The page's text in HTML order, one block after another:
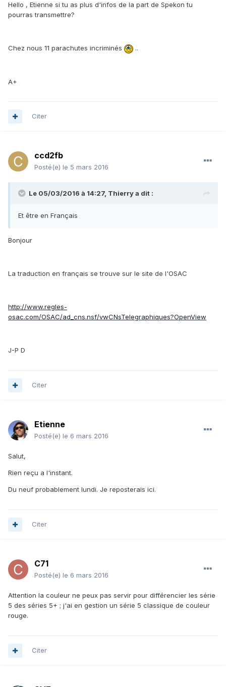
Hello , Etienne si tu as plus d'infos de la part de Spekon tu
pourras transmettre?
Chez nous 11 parachutes incriminés ..
A+
Citer
ccd2fb
Posté(e) le 5 mars 2016
Le 05/03/2016 à 14:27, Thierry a dit :
Et être en Français
Bonjour
La traduction en français se trouve sur le site de l'OSAC
http://www.regles-
osac.com/OSAC/ad_cns.nsf/vwCNsTelegraphiques?OpenView
J-P D
Citer
Etienne
Posté(e) le 6 mars 2016
Salut,
Rien reçu a l'instant.
Du neuf probablement lundi. Je reposterais ici.
Citer
C71
Posté(e) le 6 mars 2016
Attention la couleur ne peux pas servir pour différencier les série
5 des séries 5+ ; j'ai en gestion un série 5 classique de couleur
rouge.
Citer